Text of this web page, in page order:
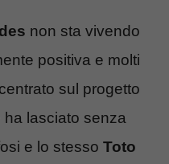
non sta vivendo
positiva e molti
sul progetto
ha lasciato senza
e lo stesso Toto